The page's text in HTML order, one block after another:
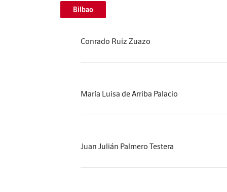
Bilbao
Conrado Ruiz Zuazo
María Luisa de Arriba Palacio
Juan Julián Palmero Testera